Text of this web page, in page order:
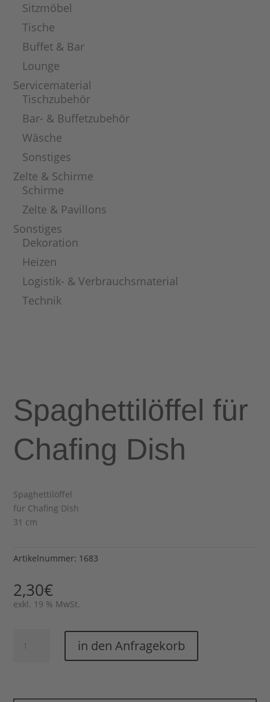
Sitzmöbel
Tische
Buffet & Bar
Lounge
Servicematerial
Tischzubehör
Bar- & Buffetzubehör
Wäsche
Sonstiges
Zelte & Schirme
Schirme
Zelte & Pavillons
Sonstiges
Dekoration
Heizen
Logistik- & Verbrauchsmaterial
Technik
Spaghettilöffel für
Chafing Dish
Spaghettilöffel
für Chafing Dish
31 cm
Artikelnummer: 1683
2,30€
exkl. 19 % MwSt.
Spaghettilöffel
in den Anfragekorb